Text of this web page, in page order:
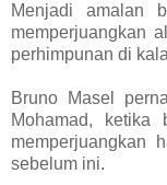
Menjadi amalan
memperjuangkan
perhimpunan di
Bruno Masel
Mohamad, ketika
memperjuangkan
sebelum ini.